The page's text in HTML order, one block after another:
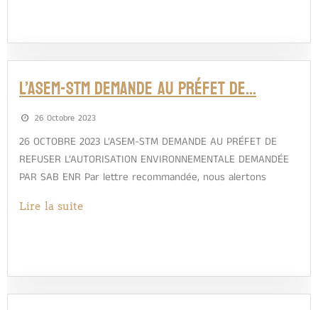
L’ASEM-STM DEMANDE AU PRÉFET DE…
26 Octobre 2023
26 OCTOBRE 2023 L’ASEM-STM DEMANDE AU PRÉFET DE
REFUSER L’AUTORISATION ENVIRONNEMENTALE DEMANDÉE
PAR SAB ENR Par lettre recommandée, nous alertons
Lire la suite